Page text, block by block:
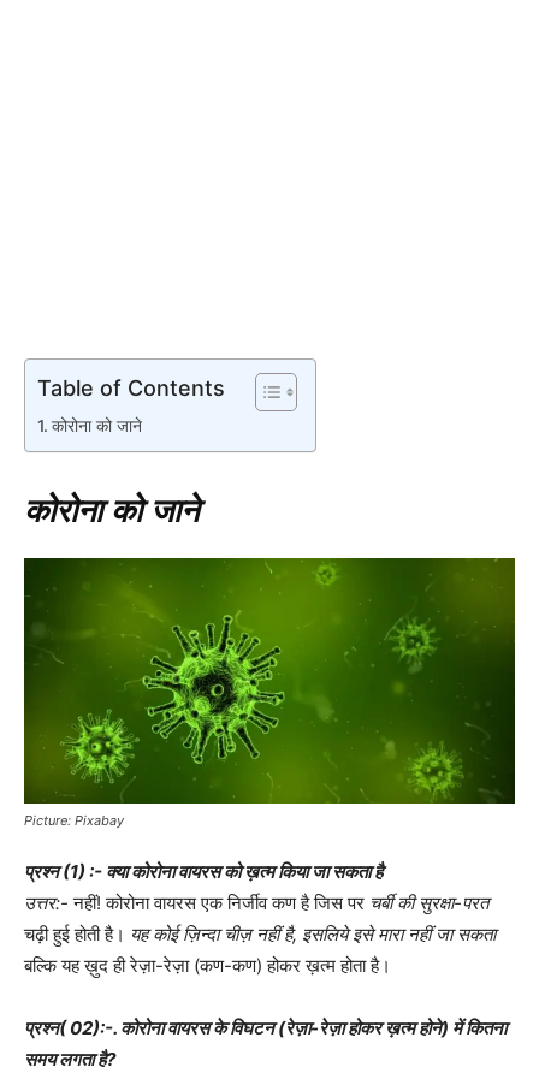
Table of Contents
कोरोना को जाने
कोरोना को जाने
Picture: Pixabay
प्रश्न (1) :- क्या कोरोना वायरस को ख़त्म किया जा सकता है
उत्तर:- नहीं! कोरोना वायरस एक निर्जीव कण है जिस पर चर्बी की सुरक्षा-परत
चढ़ी हुई होती है। यह कोई ज़िन्दा चीज़ नहीं है, इसलिये इसे मारा नहीं जा सकता
बल्कि यह ख़ुद ही रेज़ा-रेज़ा (कण-कण) होकर ख़त्म होता है।
प्रश्न( 02):-. कोरोना वायरस के विघटन (रेज़ा-रेज़ा होकर ख़त्म होने) में कितना
समय लगता है?